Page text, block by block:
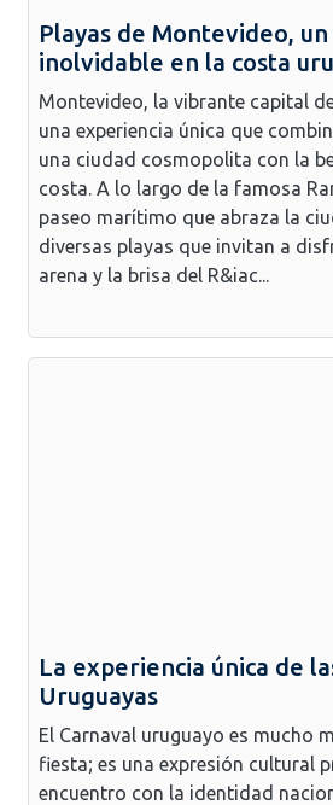
Playas de Montevideo,
inolvidable en la costa
Montevideo, la vibrante capital
una experiencia única que
una ciudad cosmopolita con la
costa. A lo largo de la famosa
paseo marítimo que abraza la
diversas playas que invitan a
arena y la brisa del R&iac...
La experiencia única de
Uruguayas
El Carnaval uruguayo es mucho
fiesta; es una expresión cultural
encuentro con la identidad